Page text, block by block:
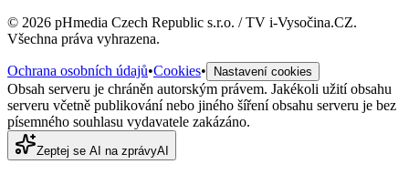
© 2026 pHmedia Czech Republic s.r.o. / TV i-Vysočina.CZ.
Všechna práva vyhrazena.
Ochrana osobních údajů•Cookies• Nastavení cookies
Obsah serveru je chráněn autorským právem. Jakékoli užití obsahu
serveru včetně publikování nebo jiného šíření obsahu serveru je bez
písemného souhlasu vydavatele zakázáno.
Zeptej se AI na zprávyAI